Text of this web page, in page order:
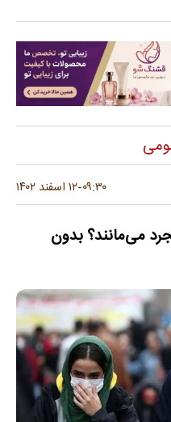
۰۹:۳۰-۱۲ اسفند ۱۴۰۲
می‌مانند؟ بدون